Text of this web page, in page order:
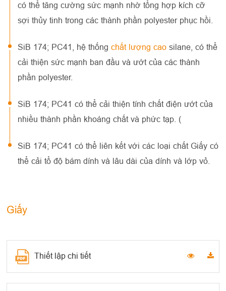
có thể tăng cường sức mạnh nhờ tổng hợp kích cỡ
sợi thủy tinh trong các thành phần polyester phục hồi.
SiB 174; PC41, hệ thốngchất lượng caosilane, có thể
cải thiện sức mạnh ban đầu và ướt của các thành
phần polyester.
SiB 174; PC41 có thể cải thiện tính chất điện ướt của
nhiều thành phần khoáng chất và phức tạp. (
SiB 174; PC41 có thể liên kết với các loại chất Giấy có
thể cải tổ độ bám dính và lâu dài của dính và lớp vỏ.
Giấy
Thiết lập chi tiết